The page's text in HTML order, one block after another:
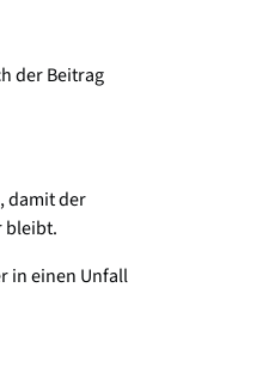
der Beitrag
damit der
bleibt.
in einen Unfall